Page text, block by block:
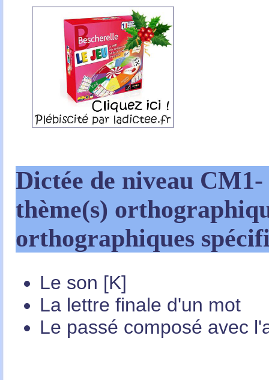
Dictée de niveau
thème(s)
orthographiques
Le son [K]
La lettre finale d'un mot
Le passé composé avec